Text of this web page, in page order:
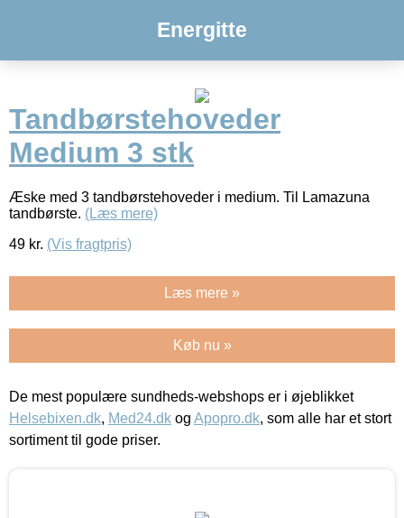
Energitte
Tandbørstehoveder
Medium 3 stk
Æske med 3 tandbørstehoveder i medium. Til Lamazuna
tandbørste. (Læs mere)
49 kr. (Vis fragtpris)
Læs mere »
Køb nu »
De mest populære sundheds-webshops er i øjeblikket
Helsebixen.dk, Med24.dk og Apopro.dk, som alle har et stort
sortiment til gode priser.